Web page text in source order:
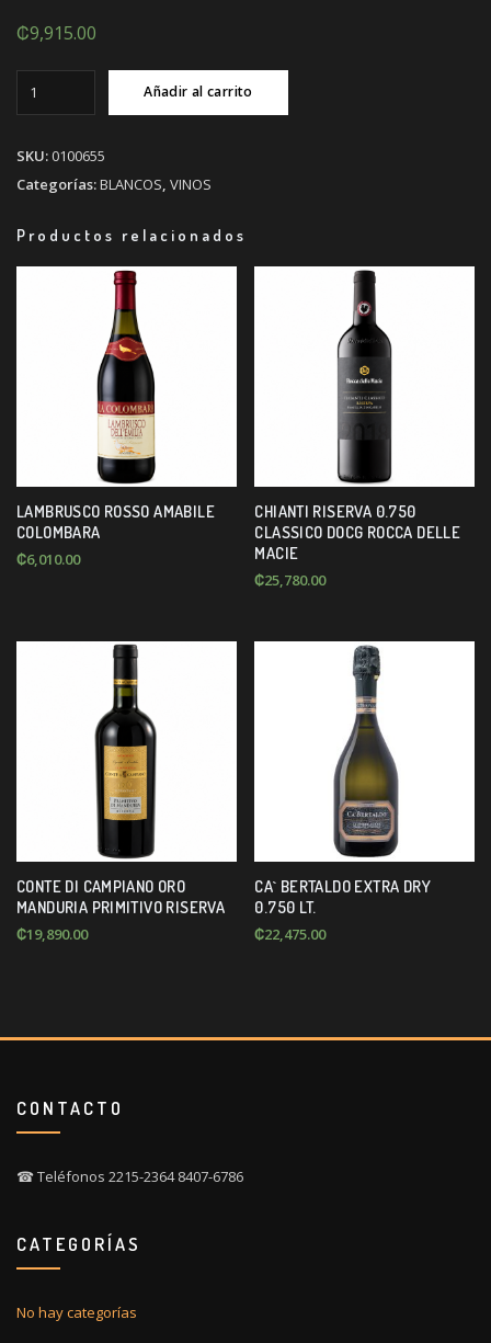
₡9,915.00
DOC
750ML
cantidad
Añadir al carrito
SKU:0100655
Categorías:BLANCOS, VINOS
Productos relacionados
LAMBRUSCO ROSSO AMABILE
COLOMBARA
₡6,010.00
CHIANTI RISERVA 0.750
CLASSICO DOCG ROCCA DELLE
MACIE
₡25,780.00
CONTE DI CAMPIANO ORO
MANDURIA PRIMITIVO RISERVA
₡19,890.00
CA` BERTALDO EXTRA DRY
0.750 LT.
₡22,475.00
CONTACTO
☎ Teléfonos 2215-2364 8407-6786
CATEGORÍAS
No hay categorías